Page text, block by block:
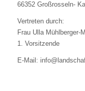
66352 Großrosseln-
Vertreten durch:
Frau Ulla Mühlberger-
1. Vorsitzende
E-Mail: